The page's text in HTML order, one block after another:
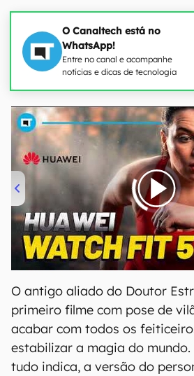
O Canaltech está no
WhatsApp!
Entre no canal e acompanhe
notícias e dicas de tecnologia
00:00/04:51
O antigo aliado do Doutor
primeiro filme com pose de
acabar com todos os
estabilizar a magia do mundo.
tudo indica, a versão do